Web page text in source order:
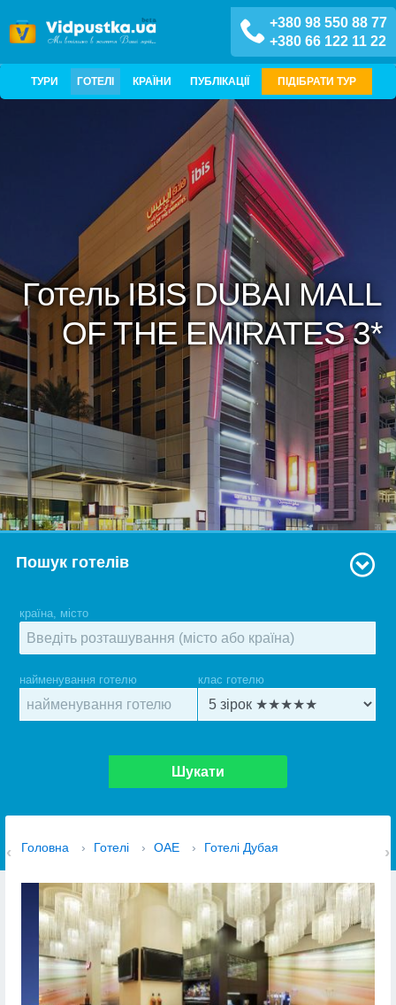
+380 98 550 88 77
+380 66 122 11 22
ТУРИ ГОТЕЛІ КРАЇНИ ПУБЛІКАЦІЇ ПІДІБРАТИ ТУР
Готель IBIS DUBAI MALL
OF THE EMIRATES 3*
Пошук готелів
країна, місто
найменування готелю клас готелю
Шукати
Головна › Готелі › ОАЕ › Готелі Дубая